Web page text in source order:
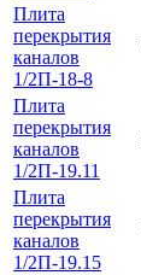
Плита
перекрытия
каналов
1/2П-18-8
Плита
перекрытия
каналов
1/2П-19.11
Плита
перекрытия
каналов
1/2П-19.15